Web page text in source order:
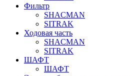
Фильтр
SHACMAN
SITRAK
Ходовая часть
SHACMAN
SITRAK
ШАФТ
ШАФТ